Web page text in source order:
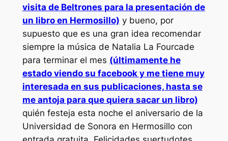
visita de Beltrones para la presentación de
un libro en Hermosillo) y bueno, por
supuesto que es una gran idea recomendar
siempre la música de Natalia La Fourcade
para terminar el mes (últimamente he
estado viendo su facebook y me tiene muy
interesada en sus publicaciones, hasta se
me antoja para que quiera sacar un libro)
quién festeja esta noche el aniversario de la
Universidad de Sonora en Hermosillo con